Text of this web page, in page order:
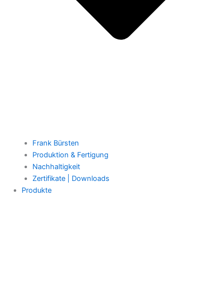
Frank Bürsten
Produktion & Fertigung
Nachhaltigkeit
Zertifikate | Downloads
Produkte